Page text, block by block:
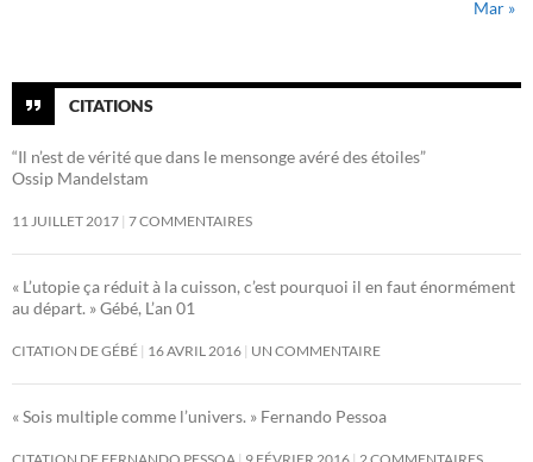
Mar »
CITATIONS
“Il n’est de vérité que dans le mensonge avéré des étoiles”
Ossip Mandelstam
11 JUILLET 2017 7 COMMENTAIRES
« L’utopie ça réduit à la cuisson, c’est pourquoi il en faut énormément
au départ. » Gébé, L’an 01
CITATION DE GÉBÉ 16 AVRIL 2016 UN COMMENTAIRE
« Sois multiple comme l’univers. » Fernando Pessoa